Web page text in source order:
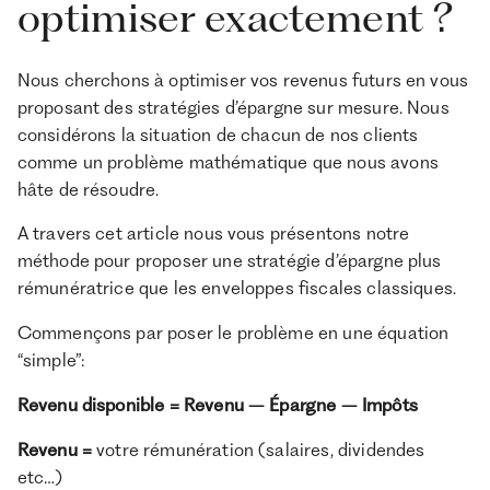
Pour une clientèle exigeante, nous combinons
expertise patrimoniale, technologie et sélection
une logique de performance à long terme.
optimiser exactement ?
Nous cherchons à optimiser vos revenus futurs en vous
proposant des stratégies d’épargne sur mesure. Nous
considérons la situation de chacun de nos clients
comme un problème mathématique que nous avons
hâte de résoudre.
A travers cet article nous vous présentons notre
méthode pour proposer une stratégie d’épargne plus
rémunératrice que les enveloppes fiscales classiques.
Commençons par poser le problème en une équation
“simple”:
Revenu disponible = Revenu – Épargne – Impôts
Revenu = votre rémunération (salaires, dividendes
etc…)